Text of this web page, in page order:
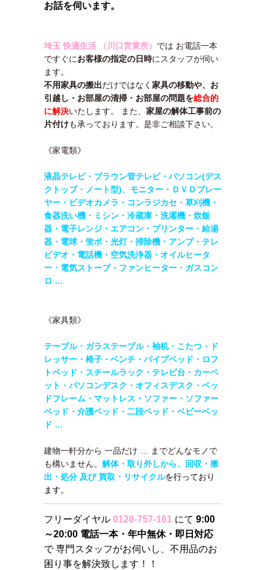
お話を伺います。
埼玉 快適生活 （川口営業所） では お電話一本
ですぐにお客様の指定の日時にスタッフが伺い
ます。
不用家具の搬出だけではなく 家具の移動や、 お
引越し・ お部屋の清掃・ お部屋の問題を総合的
に解決いたします。 また、 家屋の解体工事前の
片付けも承っております。是非ご相談下さい。
《家電類》
液晶テレビ・ブラウン管テレビ・パソコン(デス
クトップ・ノート型)、モニター・ ＤＶＤプレー
ヤー・ビデオカメラ・コンラジカセ・草刈機・
食器洗い機・ミシン・ 冷蔵庫・洗濯機・炊飯
器・電子レンジ・エアコン・ プリンター・給湯
器・電球・蛍ポ・光灯・掃除機・アンプ・テレ
ビデオ・電話機・ 空気洗浄器・オイルヒータ
ー・電気ストーブ・ファンヒーター・ガスコン
ロ …
《家具類》
テーブル・ ガラステーブル・袖机・こたつ・ド
レッサー・椅子・ベンチ・パイプベッド・ロフ
トベッド・ スチールラック・テレビ台・カーペ
ット・パソコンデスク・オフィスデスク・ベッ
ドフレーム・マットレス・ソファー・ソファー
ベッド・介護ベッド・二段ベッド・ ベビーベッ
ド …
建物一軒分から 一品だけ … までどんなモノで
も構いません。 解体・取り外しから、回収・搬
出・処分 及び 買取・リサイクルを行っており
ます。
フリーダイヤル 0120-757-161 にて 9:00
～20:00 電話一本・年中無休・即日対応
で 専門スタッフがお伺いし、不用品のお
困り事を解決致します！！